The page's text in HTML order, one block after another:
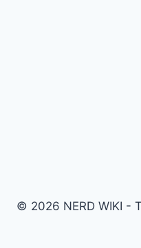
© 2026 NERD WIKI -